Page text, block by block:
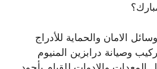
الامان والحماية للأدراج
وصيانة درابزين المنيوم